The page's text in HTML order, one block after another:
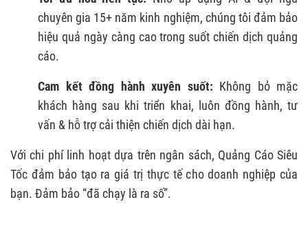
chuyên gia 15+ năm kinh nghiệm, chúng tôi đảm bảo
hiệu quả ngày càng cao trong suốt chiến dịch quảng
cáo.
Cam kết đồng hành xuyên suốt: Không bỏ mặc
khách hàng sau khi triển khai, luôn đồng hành, tư
vấn & hỗ trợ cải thiện chiến dịch dài hạn.
Với chi phí linh hoạt dựa trên ngân sách, Quảng Cáo Siêu
Tốc đảm bảo tạo ra giá trị thực tế cho doanh nghiệp của
bạn. Đảm bảo “đã chạy là ra số”.